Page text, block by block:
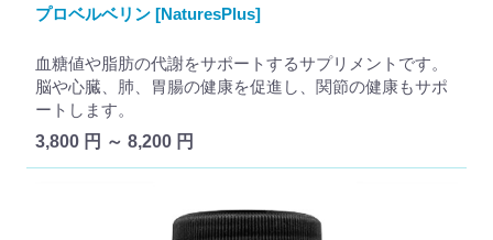
プロベルベリン [NaturesPlus]
血糖値や脂肪の代謝をサポートするサプリメントです。
脳や心臓、肺、胃腸の健康を促進し、関節の健康もサポ
ートします。
3,800 円 ～ 8,200 円